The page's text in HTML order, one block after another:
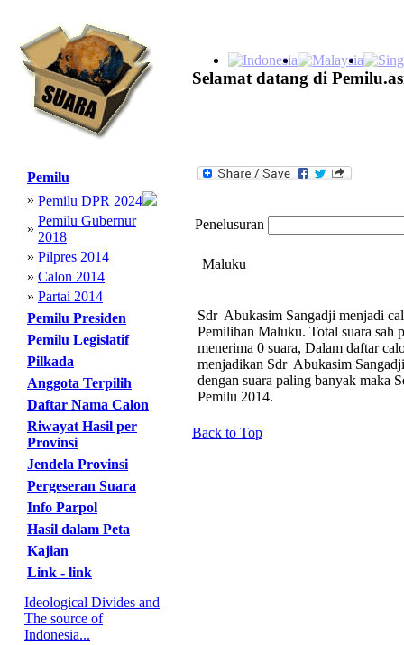
Selamat datang di
Pemilu
» Pemilu DPR 2024
»
Pemilu Gubernur
2018
» Pilpres 2014
» Calon 2014
» Partai 2014
Pemilu Presiden
Pemilu Legislatif
Pilkada
Anggota Terpilih
Daftar Nama Calon
Riwayat Hasil per
Provinsi
Jendela Provinsi
Pergeseran Suara
Info Parpol
Hasil dalam Peta
Kajian
Link - link
Ideological Divides and
The source of
Indonesia...
Penelusuran
Maluku
Sdr Abukasim Sangadji menjadi
Pemilihan Maluku. Total suara sah
menerima 0 suara, Dalam daftar
menjadikan Sdr Abukasim
dengan suara paling banyak maka
Pemilu 2014.
Back to Top